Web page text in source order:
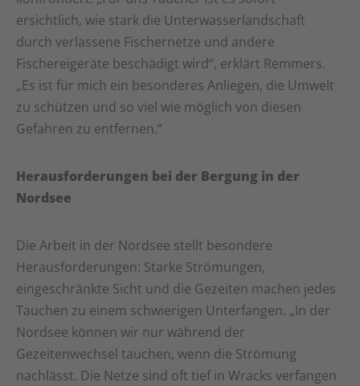
ersichtlich, wie stark die Unterwasserlandschaft
durch verlassene Fischernetze und andere
Fischereigeräte beschädigt wird“, erklärt Remmers.
„Es ist für mich ein besonderes Anliegen, die Umwelt
zu schützen und so viel wie möglich von diesen
Gefahren zu entfernen.“
Herausforderungen bei der Bergung in der
Nordsee
Die Arbeit in der Nordsee stellt besondere
Herausforderungen: Starke Strömungen,
eingeschränkte Sicht und die Gezeiten machen jedes
Tauchen zu einem schwierigen Unterfangen. „In der
Nordsee können wir nur während der
Gezeitenwechsel tauchen, wenn die Strömung
nachlässt. Die Netze sind oft tief in Wracks verfangen